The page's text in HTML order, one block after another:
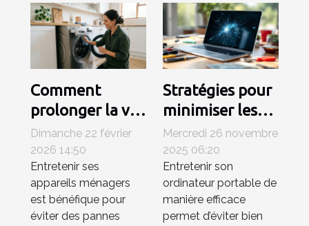
Comment
prolonger la vie
de vos appareils
ménagers ?
Dimanche 22 février
2026 14:50
Entretenir ses
appareils ménagers
est bénéfique pour
éviter des pannes
Stratégies pour
minimiser les
frais de
réparations
d'ordinateurs
portables
Mercredi 26 novembre
2025 06:20
Entretenir son
ordinateur portable de
manière efficace
permet d’éviter bien